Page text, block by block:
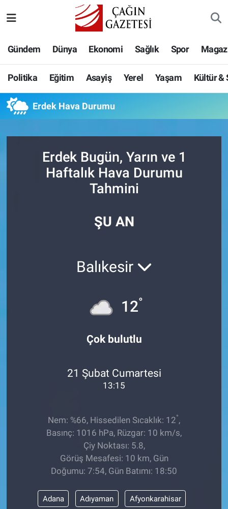
Gündem Dünya Ekonomi Sağlık Spor
Politika Eğitim Asayiş Yerel Yaşam Kültür &
Erdek Hava Durumu
Erdek Bugün, Yarın ve 1
Haftalık Hava Durumu
Tahmini
ŞU AN
Balıkesir
12°
Çok bulutlu
21 Şubat Cumartesi
13:15
Nem: %66, Hissedilen Sıcaklık: 12°,
Basınç: 1016 hPa, Rüzgar: 10 km/s,
Çiy Noktası: 5.8,
Görüş Mesafesi: 10 km, Gün
Doğumu: 7:54, Gün Batımı: 18:50
Adana Adıyaman Afyonkarahisar
Eğitim
Asayiş
Yerel
Kültür & Sanat
Video Galeri
Hava Durumu
Namaz Vakitleri
Trafik Durumu
Tüm Manşetler
Son Dakika Haberleri